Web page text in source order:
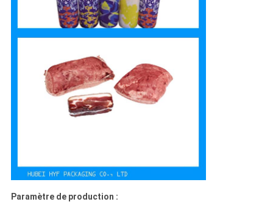
Paramètre de production :